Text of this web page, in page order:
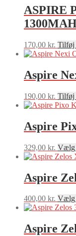
ASPIRE
170,00 kr. Tilføj
Aspire
190,00 kr. Tilføj
Aspire
329,00 kr. Vælg
Aspire
400,00 kr. Vælg
Aspire